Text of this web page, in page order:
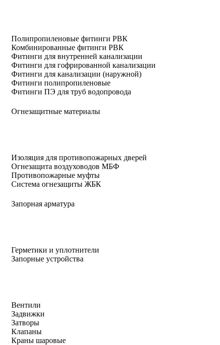
Полипропиленовые фитинги РВК
Комбинированные фитинги РВК
Фитинги для внутренней канализации
Фитинги для гофрированной канализации
Фитинги для канализации (наружной)
Фитинги полипропиленовые
Фитинги ПЭ для труб водопровода
Огнезащитные материалы
Изоляция для противопожарных дверей
Огнезащита воздуховодов МБФ
Противопожарные муфты
Система огнезащиты ЖБК
Запорная арматура
Герметики и уплотнители
Запорные устройства
Вентили
Задвижки
Затворы
Клапаны
Краны шаровые